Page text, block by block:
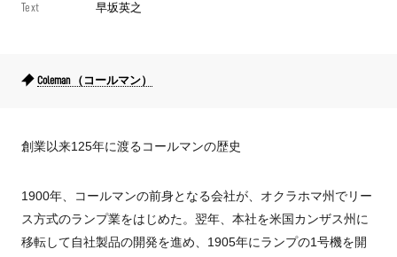
Text 早坂英之
Coleman （コールマン）
創業以来125年に渡るコールマンの歴史
1900年、コールマンの前身となる会社が、オクラホマ州でリー
ス方式のランプ業をはじめた。翌年、本社を米国カンザス州に
移転して自社製品の開発を進め、1905年にランプの1号機を開